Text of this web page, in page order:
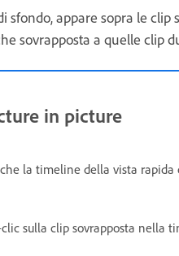
sfondo, appare sopra le
sovrapposta a quelle clip
in picture
la timeline della vista
sulla clip sovrapposta nella